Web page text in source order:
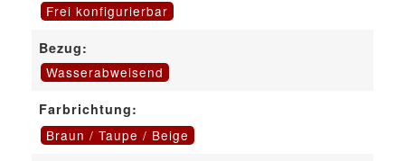
Frei konfigurierbar
Bezug:
Wasserabweisend
Farbrichtung:
Braun / Taupe / Beige